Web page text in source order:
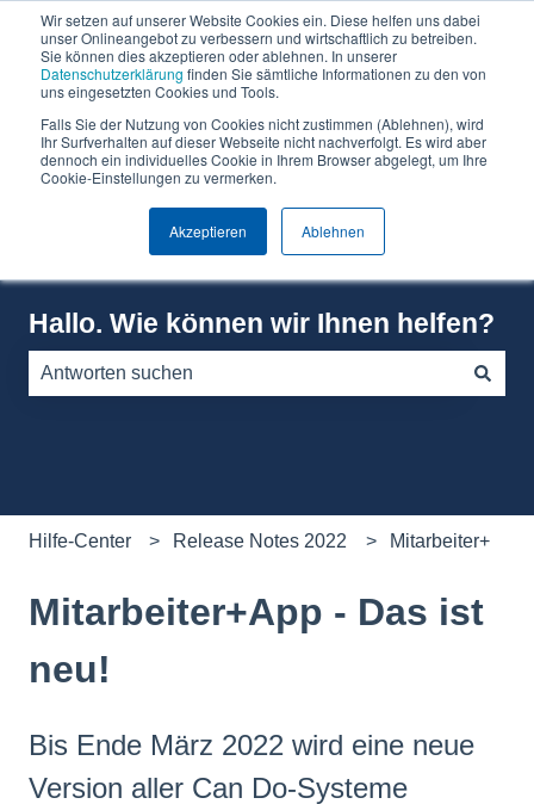
Wir setzen auf unserer Website Cookies ein. Diese helfen uns dabei
unser Onlineangebot zu verbessern und wirtschaftlich zu betreiben.
Sie können dies akzeptieren oder ablehnen. In unserer
Datenschutzerklärung finden Sie sämtliche Informationen zu den von
uns eingesetzten Cookies und Tools.
Falls Sie der Nutzung von Cookies nicht zustimmen (Ablehnen), wird
Ihr Surfverhalten auf dieser Webseite nicht nachverfolgt. Es wird aber
dennoch ein individuelles Cookie in Ihrem Browser abgelegt, um Ihre
Cookie-Einstellungen zu vermerken.
Akzeptieren Ablehnen
DeutschUntermenü für Übersetzungen anzeigen
Warum
Can
Do?
Software
Über
Can
Do
Hallo. Wie können wir Ihnen helfen?
Hilfe-Center Release Notes 2022 Mitarbeiter+
Mitarbeiter+App - Das ist
neu!
Bis Ende März 2022 wird eine neue
Version aller Can Do-Systeme